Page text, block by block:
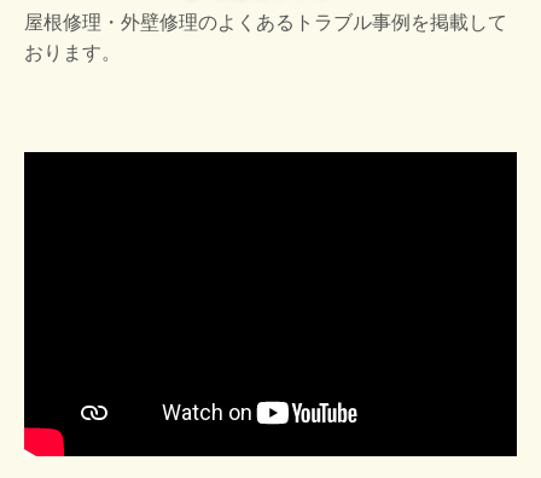
屋根修理・外壁修理のよくあるトラブル事例を掲載して
おります。